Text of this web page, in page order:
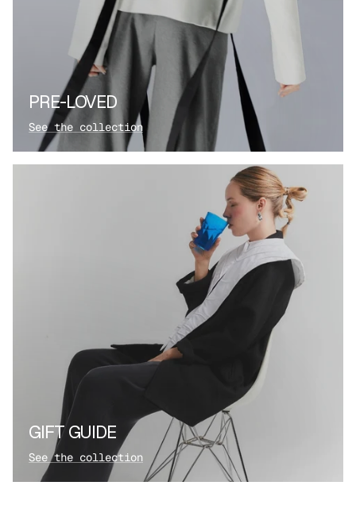
PRE-LOVED
See the collection
GIFT GUIDE
See the collection